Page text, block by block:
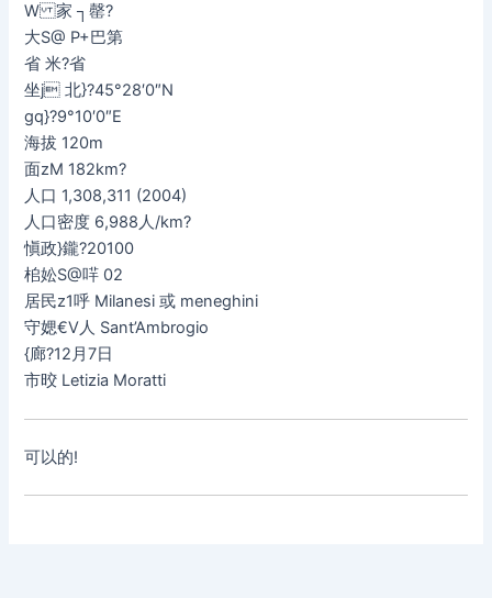
W 家 ┐罄?
大S@ P+巴第
省 米?省
坐j 北}?45°28′0″N
gq}?9°10′0″E
海拔 120m
面zM 182km?
人口 1,308,311 (2004)
人口密度 6,988人/km?
愼政}鑨?20100
桘妐S@哶 02
居民z1呼 Milanesi 或 meneghini
守媤€V人 Sant’Ambrogio
{廊?12月7日
市晈 Letizia Moratti
可以的!